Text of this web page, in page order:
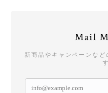
Mail
新商品やキャンペーンな